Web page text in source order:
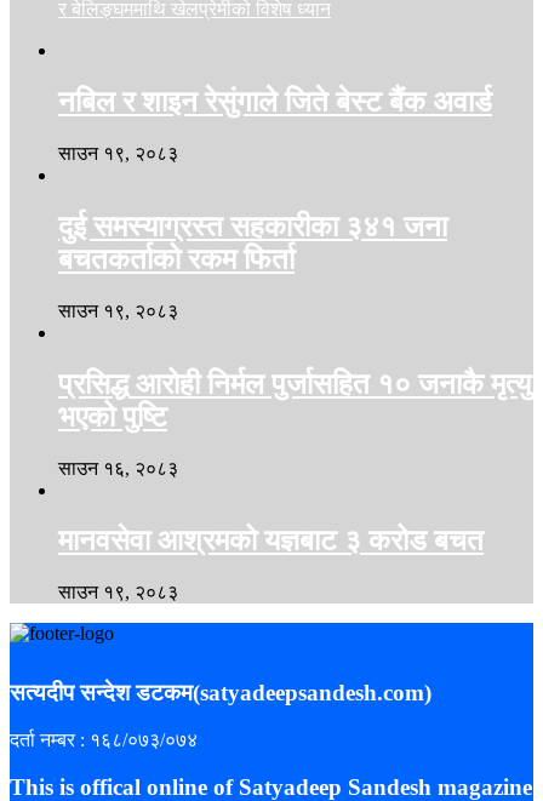
र बेलिङ्घममाथि खेलप्रेमीको विशेष ध्यान
नबिल र शाइन रेसुंगाले जिते बेस्ट बैंक अवार्ड
साउन १९, २०८३
दुई समस्याग्रस्त सहकारीका ३४१ जना
बचतकर्ताको रकम फिर्ता
साउन १९, २०८३
प्रसिद्ध आरोही निर्मल पुर्जासहित १० जनाकै मृत्यु
भएको पुष्टि
साउन १६, २०८३
मानवसेवा आश्रमको यज्ञबाट ३ करोड बचत
साउन १९, २०८३
सत्यदीप सन्देश डटकम(satyadeepsandesh.com)
दर्ता नम्बर : १६८/०७३/०७४
This is offical online of Satyadeep Sandesh magazine